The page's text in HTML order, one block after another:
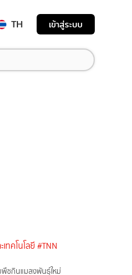
TH เข้าสู่ระบบ
ทคโนโลยี #TNN
ชกินแมลงพันธุ์ใหม่